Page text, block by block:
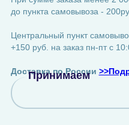
до пункта самовывоза -
Центральный пункт
+150 руб. на заказ пн-пт с
Доставка по России
Принимаем